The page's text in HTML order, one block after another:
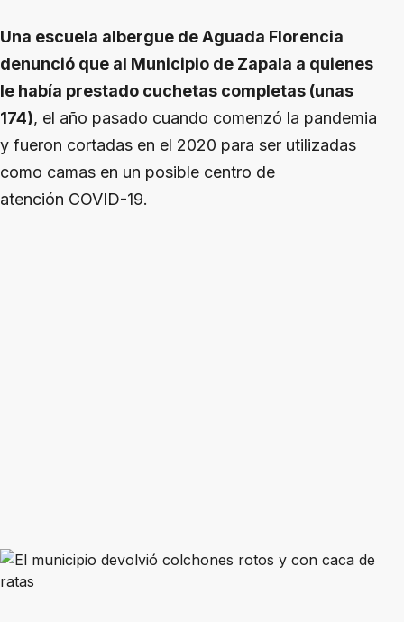
Una escuela albergue de Aguada Florencia
denunció que al Municipio de Zapala a quienes
le había prestado cuchetas completas (unas
174), el año pasado cuando comenzó la pandemia
y fueron cortadas en el 2020 para ser utilizadas
como camas en un posible centro de
atención COVID-19.